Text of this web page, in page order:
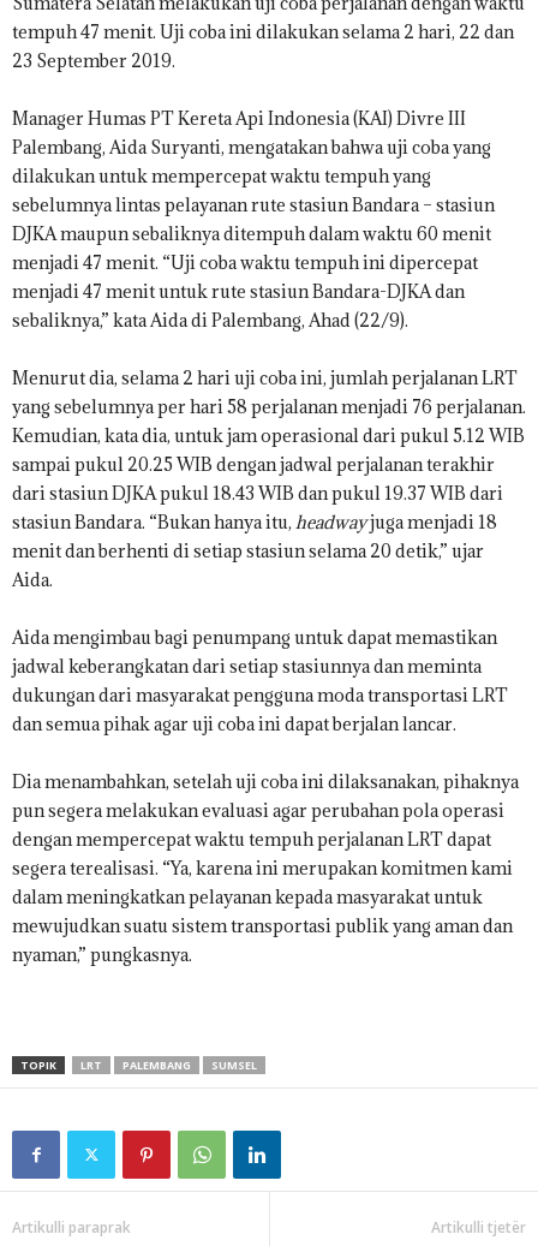
tempuh 47 menit. Uji coba ini dilakukan selama 2 hari, 22 dan
23 September 2019.
Manager Humas PT Kereta Api Indonesia (KAI) Divre III
Palembang, Aida Suryanti, mengatakan bahwa uji coba yang
dilakukan untuk mempercepat waktu tempuh yang
sebelumnya lintas pelayanan rute stasiun Bandara – stasiun
DJKA maupun sebaliknya ditempuh dalam waktu 60 menit
menjadi 47 menit. “Uji coba waktu tempuh ini dipercepat
menjadi 47 menit untuk rute stasiun Bandara-DJKA dan
sebaliknya,” kata Aida di Palembang, Ahad (22/9).
Menurut dia, selama 2 hari uji coba ini, jumlah perjalanan LRT
yang sebelumnya per hari 58 perjalanan menjadi 76 perjalanan.
Kemudian, kata dia, untuk jam operasional dari pukul 5.12 WIB
sampai pukul 20.25 WIB dengan jadwal perjalanan terakhir
dari stasiun DJKA pukul 18.43 WIB dan pukul 19.37 WIB dari
stasiun Bandara. “Bukan hanya itu, headwayjuga menjadi 18
menit dan berhenti di setiap stasiun selama 20 detik,” ujar
Aida.
Aida mengimbau bagi penumpang untuk dapat memastikan
jadwal keberangkatan dari setiap stasiunnya dan meminta
dukungan dari masyarakat pengguna moda transportasi LRT
dan semua pihak agar uji coba ini dapat berjalan lancar.
Dia menambahkan, setelah uji coba ini dilaksanakan, pihaknya
pun segera melakukan evaluasi agar perubahan pola operasi
dengan mempercepat waktu tempuh perjalanan LRT dapat
segera terealisasi. “Ya, karena ini merupakan komitmen kami
dalam meningkatkan pelayanan kepada masyarakat untuk
mewujudkan suatu sistem transportasi publik yang aman dan
nyaman,” pungkasnya.
TOPIK LRT PALEMBANG SUMSEL
Artikulli paraprak Artikulli tjetër